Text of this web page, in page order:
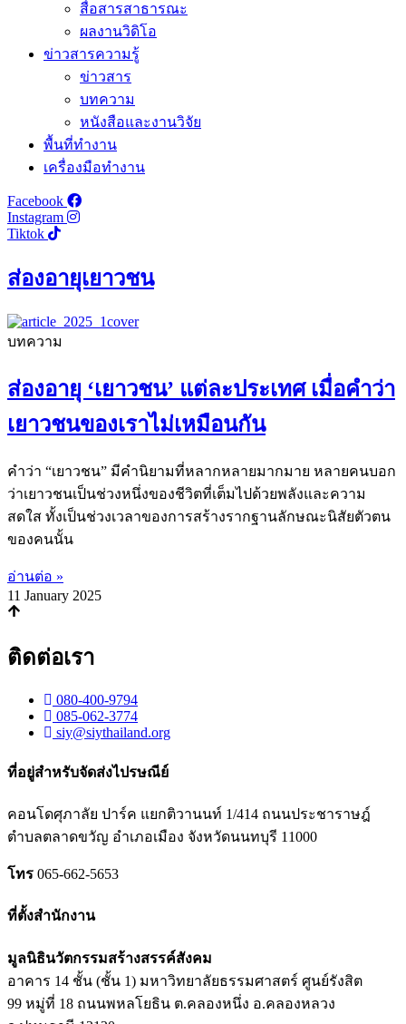
สื่อสารสาธารณะ
ผลงานวิดิโอ
ข่าวสารความรู้
ข่าวสาร
บทความ
หนังสือและงานวิจัย
พื้นที่ทำงาน
เครื่องมือทำงาน
Facebook
Instagram
Tiktok
ส่องอายุเยาวชน
บทความ
ส่องอายุ ‘เยาวชน’ แต่ละประเทศ เมื่อคำว่า
เยาวชนของเราไม่เหมือนกัน
คำว่า “เยาวชน” มีคำนิยามที่หลากหลายมากมาย หลายคนบอก
ว่าเยาวชนเป็นช่วงหนึ่งของชีวิตที่เต็มไปด้วยพลังและความ
สดใส ทั้งเป็นช่วงเวลาของการสร้างรากฐานลักษณะนิสัยตัวตน
ของคนนั้น
อ่านต่อ »
11 January 2025
ติดต่อเรา
080-400-9794
085-062-3774
siy@siythailand.org
ที่อยู่สำหรับจัดส่งไปรษณีย์
คอนโดศุภาลัย ปาร์ค แยกติวานนท์ 1/414 ถนนประชาราษฎ์
ตำบลตลาดขวัญ อำเภอเมือง จังหวัดนนทบุรี 11000
โทร 065-662-5653
ที่ตั้งสำนักงาน
มูลนิธินวัตกรรมสร้างสรรค์สังคม
อาคาร 14 ชั้น (ชั้น 1) มหาวิทยาลัยธรรมศาสตร์ ศูนย์รังสิต
99 หมู่ที่ 18 ถนนพหลโยธิน ต.คลองหนึ่ง อ.คลองหลวง